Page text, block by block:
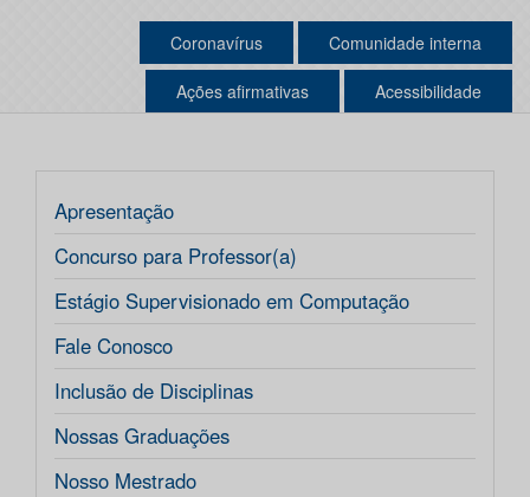
Coronavírus Comunidade interna
Ações afirmativas Acessibilidade
Apresentação
Concurso para Professor(a)
Estágio Supervisionado em Computação
Fale Conosco
Inclusão de Disciplinas
Nossas Graduações
Nosso Mestrado